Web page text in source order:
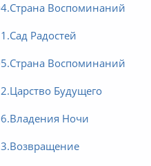
Воспоминаний
Радостей
Воспоминаний
Будущего
Ночи